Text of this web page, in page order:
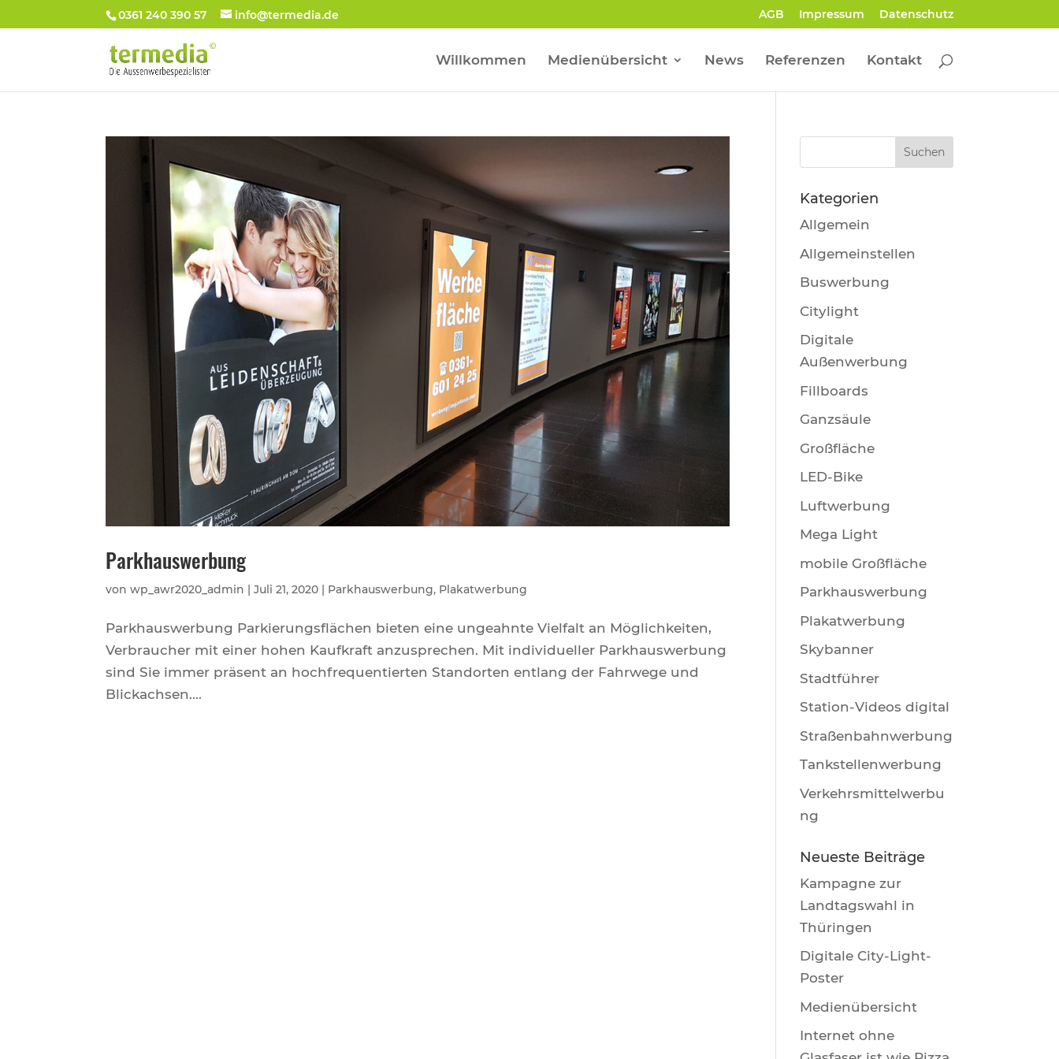
0361 240 390 57 info@termedia.de AGB Impressum Datenschutz
Willkommen Medienübersicht News Referenzen Kontakt
Parkhauswerbung
vonwp_awr2020_admin |Juli 21, 2020 | Parkhauswerbung, Plakatwerbung
Parkhauswerbung Parkierungsflächen bieten eine ungeahnte Vielfalt an Möglichkeiten,
Verbraucher mit einer hohen Kaufkraft anzusprechen. Mit individueller Parkhauswerbung
sind Sie immer präsent an hochfrequentierten Standorten entlang der Fahrwege und
Blickachsen....
Kategorien
Allgemein
Allgemeinstellen
Buswerbung
Citylight
Digitale
Außenwerbung
Fillboards
Ganzsäule
Großfläche
LED-Bike
Luftwerbung
Mega Light
mobile Großfläche
Parkhauswerbung
Plakatwerbung
Skybanner
Stadtführer
Station-Videos digital
Straßenbahnwerbung
Tankstellenwerbung
Verkehrsmittelwerbu
ng
Neueste Beiträge
Kampagne zur
Landtagswahl in
Thüringen
Digitale City-Light-
Poster
Medienübersicht
Internet ohne